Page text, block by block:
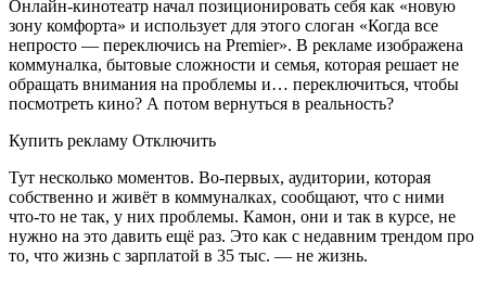
Онлайн-кинотеатр начал позиционировать себя как «новую
зону комфорта» и использует для этого слоган «Когда все
непросто — переключись на Premier». В рекламе изображена
коммуналка, бытовые сложности и семья, которая решает не
обращать внимания на проблемы и… переключиться, чтобы
посмотреть кино? А потом вернуться в реальность?
Купить рекламу Отключить
Тут несколько моментов. Во-первых, аудитории, которая
собственно и живёт в коммуналках, сообщают, что с ними
что-то не так, у них проблемы. Камон, они и так в курсе, не
нужно на это давить ещё раз. Это как с недавним трендом про
то, что жизнь с зарплатой в 35 тыс. — не жизнь.